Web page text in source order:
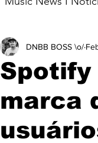
Spotify
marca
DNBB BOSS \o/